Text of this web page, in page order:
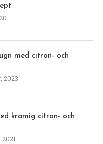
ugn med citron- och
2023
krämig citron- och